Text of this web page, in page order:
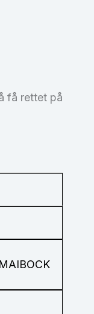
få rettet på